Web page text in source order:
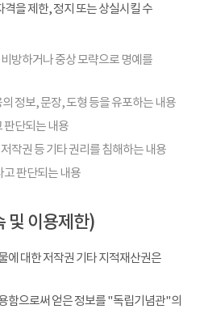
을 제한, 정지 또는 상실시킬 수
방하거나 중상 모략으로 명예를
정보, 문장, 도형 등을 유포하는 내용
판단되는 내용
작권 등 기타 권리를 침해하는 내용
고 판단되는 내용
및 이용제한)
에 대한 저작권 기타 지적재산권은
함으로써 얻은 정보를 "독립기념관"의